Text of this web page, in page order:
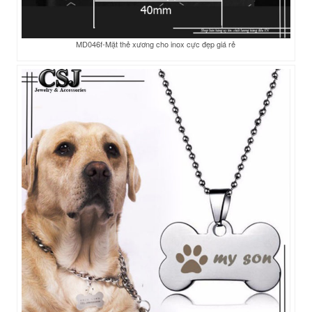
MD046f-Mặt thẻ xương cho inox cực đẹp giá rẻ